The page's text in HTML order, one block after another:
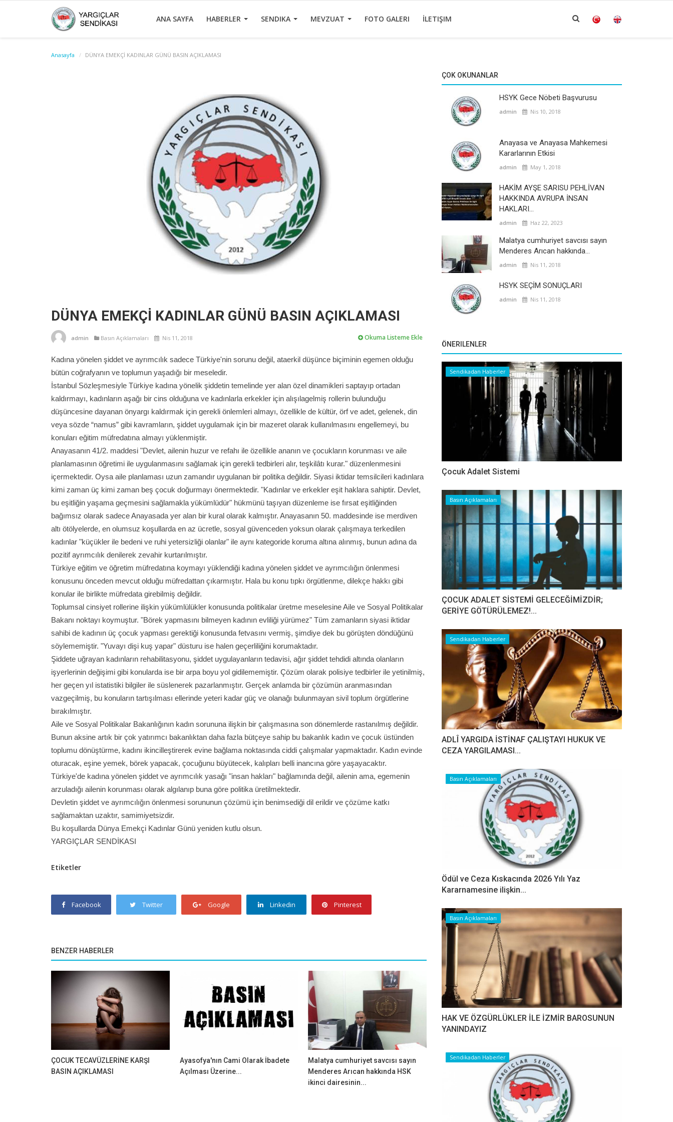
ANA SAYFA HABERLER SENDIKA MEVZUAT FOTO GALERI İLETIŞIM
Anasayfa DÜNYA EMEKÇİ KADINLAR GÜNÜ BASIN AÇIKLAMASI
DÜNYA EMEKÇİ KADINLAR GÜNÜ BASIN AÇIKLAMASI
admin Basın Açıklamaları Nis 11, 2018 Okuma Listeme Ekle
Kadına yönelen şiddet ve ayrımcılık sadece Türkiye'nin sorunu değil, ataerkil düşünce biçiminin egemen olduğu
bütün coğrafyanın ve toplumun yaşadığı bir meseledir.
İstanbul Sözleşmesiyle Türkiye kadına yönelik şiddetin temelinde yer alan özel dinamikleri saptayıp ortadan
kaldırmayı, kadınların aşağı bir cins olduğuna ve kadınlarla erkekler için alışılagelmiş rollerin bulunduğu
düşüncesine dayanan önyargı kaldırmak için gerekli önlemleri almayı, özellikle de kültür, örf ve adet, gelenek, din
veya sözde “namus” gibi kavramların, şiddet uygulamak için bir mazeret olarak kullanılmasını engellemeyi, bu
konuları eğitim müfredatına almayı yüklenmiştir.
Anayasanın 41/2. maddesi "Devlet, ailenin huzur ve refahı ile özellikle ananın ve çocukların korunması ve aile
planlamasının öğretimi ile uygulanmasını sağlamak için gerekli tedbirleri alır, teşkilâtı kurar." düzenlenmesini
içermektedir. Oysa aile planlaması uzun zamandır uygulanan bir politika değildir. Siyasi iktidar temsilcileri kadınlara
kimi zaman üç kimi zaman beş çocuk doğurmayı önermektedir. "Kadınlar ve erkekler eşit haklara sahiptir. Devlet,
bu eşitliğin yaşama geçmesini sağlamakla yükümlüdür" hükmünü taşıyan düzenleme ise fırsat eşitliğinden
bağımsız olarak sadece Anayasada yer alan bir kural olarak kalmıştır. Anayasanın 50. maddesinde ise merdiven
altı ötölyelerde, en olumsuz koşullarda en az ücretle, sosyal güvenceden yoksun olarak çalışmaya terkedilen
kadınlar "küçükler ile bedeni ve ruhi yetersizliği olanlar" ile aynı kategoride koruma altına alınmış, bunun adına da
pozitif ayrımcılık denilerek zevahir kurtarılmıştır.
Türkiye eğitim ve öğretim müfredatına koymayı yüklendiği kadına yönelen şiddet ve ayrımcılığın önlenmesi
konusunu önceden mevcut olduğu müfredattan çıkarmıştır. Hala bu konu tıpkı örgütlenme, dilekçe hakkı gibi
konular ile birlikte müfredata girebilmiş değildir.
Toplumsal cinsiyet rollerine ilişkin yükümlülükler konusunda politikalar üretme meselesine Aile ve Sosyal Politikalar
Bakanı noktayı koymuştur. "Börek yapmasını bilmeyen kadının evliliği yürümez" Tüm zamanların siyasi iktidar
sahibi de kadının üç çocuk yapması gerektiği konusunda fetvasını vermiş, şimdiye dek bu görüşten döndüğünü
söylememiştir. "Yuvayı dişi kuş yapar" düsturu ise halen geçerliliğini korumaktadır.
Şiddete uğrayan kadınların rehabilitasyonu, şiddet uygulayanların tedavisi, ağır şiddet tehdidi altında olanların
işyerlerinin değişimi gibi konularda ise bir arpa boyu yol gidilememiştir. Çözüm olarak polisiye tedbirler ile yetinilmiş,
her geçen yıl istatistiki bilgiler ile süslenerek pazarlanmıştır. Gerçek anlamda bir çözümün aranmasından
vazgeçilmiş, bu konuların tartışılması ellerinde yeteri kadar güç ve olanağı bulunmayan sivil toplum örgütlerine
bırakılmıştır.
Aile ve Sosyal Politikalar Bakanlığının kadın sorununa ilişkin bir çalışmasına son dönemlerde rastanılmış değildir.
Bunun aksine artık bir çok yatırımcı bakanlıktan daha fazla bütçeye sahip bu bakanlık kadın ve çocuk üstünden
toplumu dönüştürme, kadını ikincilleştirerek evine bağlama noktasında ciddi çalışmalar yapmaktadır. Kadın evinde
oturacak, eşine yemek, börek yapacak, çocuğunu büyütecek, kalıpları belli inancına göre yaşayacaktır.
Türkiye'de kadına yönelen şiddet ve ayrımcılık yasağı "insan hakları" bağlamında değil, ailenin ama, egemenin
arzuladığı ailenin korunması olarak algılanıp buna göre politika üretilmektedir.
Devletin şiddet ve ayrımcılığın önlenmesi sorununun çözümü için benimsediği dil erildir ve çözüme katkı
sağlamaktan uzaktır, samimiyetsizdir.
Bu koşullarda Dünya Emekçi Kadınlar Günü yeniden kutlu olsun.
YARGIÇLAR SENDİKASI
Etiketler
Facebook Twitter Google Linkedin Pinterest
BENZER HABERLER
ÇOCUK TECAVÜZLERİNE KARŞI
BASIN AÇIKLAMASI
Ayasofya'nın Cami Olarak İbadete
Açılması Üzerine...
Malatya cumhuriyet savcısı sayın
Menderes Arıcan hakkında HSK
ikinci dairesinin...
ÇOK OKUNANLAR
HSYK Gece Nöbeti Başvurusu
admin Nis 10, 2018
Anayasa ve Anayasa Mahkemesi
Kararlarının Etkisi
admin May 1, 2018
HAKİM AYŞE SARISU PEHLİVAN
HAKKINDA AVRUPA İNSAN
HAKLARI...
admin Haz 22, 2023
Malatya cumhuriyet savcısı sayın
Menderes Arıcan hakkında...
admin Nis 11, 2018
HSYK SEÇİM SONUÇLARI
admin Nis 11, 2018
ÖNERILENLER
Sendikadan Haberler
Çocuk Adalet Sistemi
Basın Açıklamaları
ÇOCUK ADALET SİSTEMİ GELECEĞİMİZDİR;
GERİYE GÖTÜRÜLEMEZ!...
Sendikadan Haberler
ADLÎ YARGIDA İSTİNAF ÇALIŞTAYI HUKUK VE
CEZA YARGILAMASI...
Basın Açıklamaları
Ödül ve Ceza Kıskacında 2026 Yılı Yaz
Kararnamesine ilişkin...
Basın Açıklamaları
HAK VE ÖZGÜRLÜKLER İLE İZMİR BAROSUNUN
YANINDAYIZ
Sendikadan Haberler